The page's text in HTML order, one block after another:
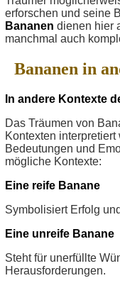
erforschen und seine
Bananen dienen hier
manchmal auch
Bananen in
In andere Kontexte
Das Träumen von
Kontexten
Bedeutungen und
mögliche Kontexte:
Eine reife Banane
Symbolisiert Erfolg
Eine unreife Banane
Steht für unerfüllte
Herausforderungen.